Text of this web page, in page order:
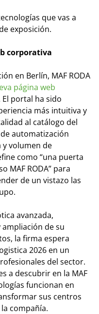
que vas a
exposición.
corporativa
en Berlín, MAF RODA
página web
portal ha sido
más intuitiva y
al catálogo del
automatización
volumen de
como “una puerta
MAF RODA” para
de un vistazo las
avanzada,
de su
la firma espera
2026 en un
del sector.
a descubrir en la MAF
funcionan en
sus centros
compañía.